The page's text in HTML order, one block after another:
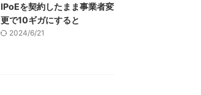
IPoEを契約したまま事業者変
更で10ギガにすると
2024/6/21